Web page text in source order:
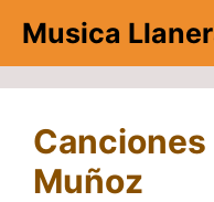
contenido
Musica
Muñoz